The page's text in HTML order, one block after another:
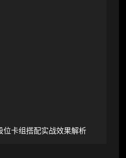
位卡组搭配实战效果解析